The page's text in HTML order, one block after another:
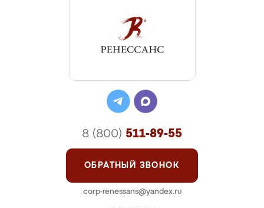
8 (800) 511-89-55
ОБРАТНЫЙ ЗВОНОК
corp-renessans@yandex.ru